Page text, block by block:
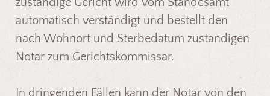
automatisch verständigt und bestellt den
nach Wohnort und Sterbedatum zuständigen
Notar zum Gerichtskommissar.
In dringenden Fällen kann der Notar von den